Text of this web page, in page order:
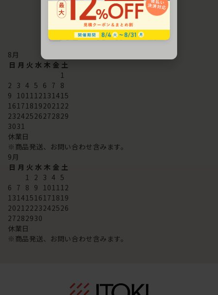
配送・お問い合わせ営業日
8月
日 月 火 水 木 金 土
1
2 3 4 5 6 7 8
9 101112131415
16171819202122
23242526272829
3031
休業日
※商品発送、お問い合わせ含みます。
9月
日 月 火 水 木 金 土
1 2 3 4 5
6 7 8 9 101112
13141516171819
20212223242526
27282930
休業日
※商品発送、お問い合わせ含みます。